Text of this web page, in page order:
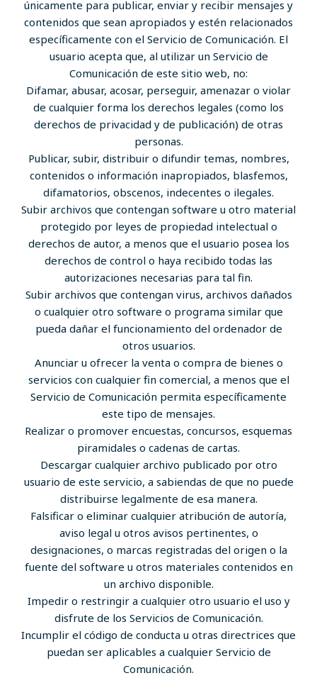
únicamente para publicar, enviar y recibir mensajes y
contenidos que sean apropiados y estén relacionados
específicamente con el Servicio de Comunicación. El
usuario acepta que, al utilizar un Servicio de
Comunicación de este sitio web, no:
Difamar, abusar, acosar, perseguir, amenazar o violar
de cualquier forma los derechos legales (como los
derechos de privacidad y de publicación) de otras
personas.
Publicar, subir, distribuir o difundir temas, nombres,
contenidos o información inapropiados, blasfemos,
difamatorios, obscenos, indecentes o ilegales.
Subir archivos que contengan software u otro material
protegido por leyes de propiedad intelectual o
derechos de autor, a menos que el usuario posea los
derechos de control o haya recibido todas las
autorizaciones necesarias para tal fin.
Subir archivos que contengan virus, archivos dañados
o cualquier otro software o programa similar que
pueda dañar el funcionamiento del ordenador de
otros usuarios.
Anunciar u ofrecer la venta o compra de bienes o
servicios con cualquier fin comercial, a menos que el
Servicio de Comunicación permita específicamente
este tipo de mensajes.
Realizar o promover encuestas, concursos, esquemas
piramidales o cadenas de cartas.
Descargar cualquier archivo publicado por otro
usuario de este servicio, a sabiendas de que no puede
distribuirse legalmente de esa manera.
Falsificar o eliminar cualquier atribución de autoría,
aviso legal u otros avisos pertinentes, o
designaciones, o marcas registradas del origen o la
fuente del software u otros materiales contenidos en
un archivo disponible.
Impedir o restringir a cualquier otro usuario el uso y
disfrute de los Servicios de Comunicación.
Incumplir el código de conducta u otras directrices que
puedan ser aplicables a cualquier Servicio de
Comunicación.